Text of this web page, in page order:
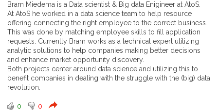
Bram Miedema is a Data scientist & Big data Enigineer at AtoS.
At AtoS he worked in a data science team to help resource
offering connecting the right employee to the correct business.
This was done by matching employee skills to fill application
requests. Currently Bram works as a technical expert utilizing
analytic solutions to help companies making better decisions
and enhance market opportunity discovery.
Both projects center around data science and utilizing this to
benefit companies in dealing with the struggle with the (big) data
revolution.
0 0